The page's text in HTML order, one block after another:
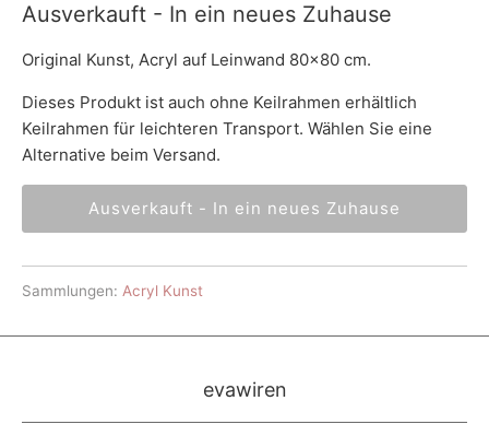
Ausverkauft - In ein neues Zuhause
Original Kunst, Acryl auf Leinwand 80x80 cm.
Dieses Produkt ist auch ohne Keilrahmen erhältlich
Keilrahmen für leichteren Transport. Wählen Sie eine
Alternative beim Versand.
Ausverkauft - In ein neues Zuhause
Sammlungen: Acryl Kunst
evawiren